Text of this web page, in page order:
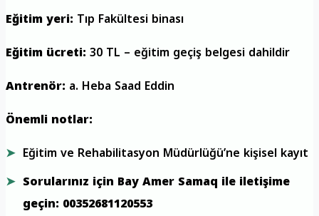
Eğitim yeri: Tıp Fakültesi binası
Eğitim ücreti:30 TL – eğitim geçiş belgesi dahildir
Antrenör: a. Heba Saad Eddin
Önemli notlar:
Eğitim ve Rehabilitasyon Müdürlüğü’ne kişisel kayıt
Sorularınız için Bay Amer Samaq ile iletişime
geçin: 00352681120553